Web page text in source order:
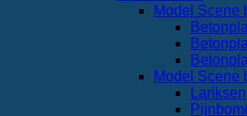
Model Scene
Model Scene
Lariksen